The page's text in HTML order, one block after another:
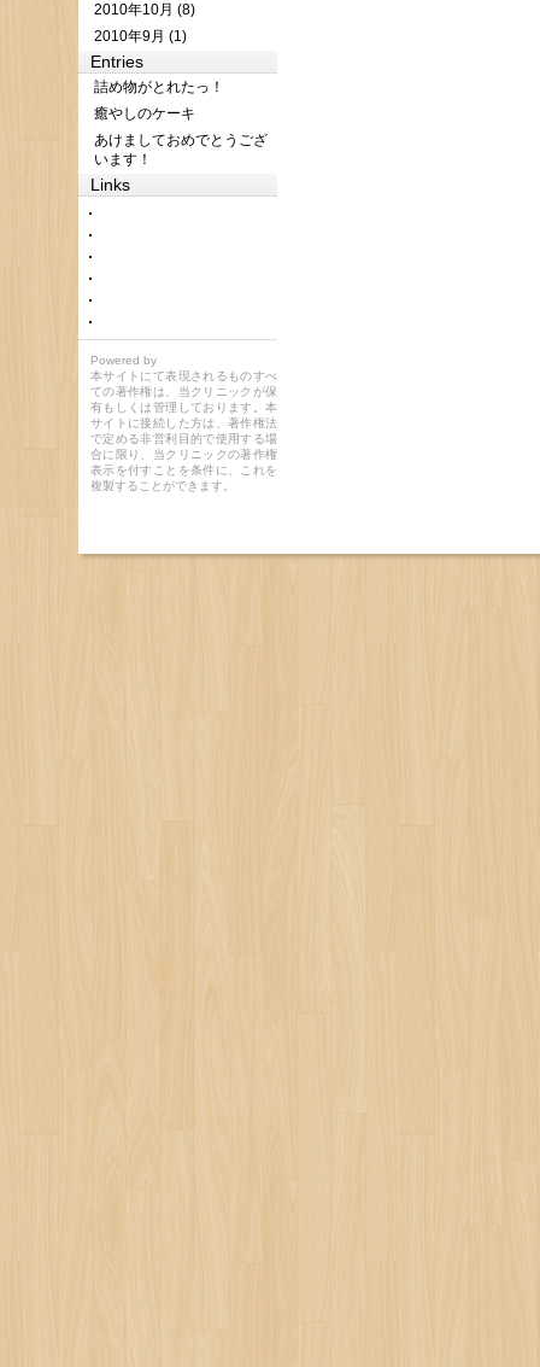
2010年10月 (8)
2010年9月 (1)
Entries
詰め物がとれたっ！
癒やしのケーキ
あけましておめでとうござ
います！
Links
Powered by
本サイトにて表現されるものすべ
ての著作権は、当クリニックが保
有もしくは管理しております。本
サイトに接続した方は、著作権法
で定める非営利目的で使用する場
合に限り、当クリニックの著作権
表示を付すことを条件に、これを
複製することができます。